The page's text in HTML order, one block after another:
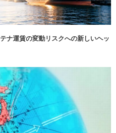
ナ運賃の変動リスクへの新しいヘッ